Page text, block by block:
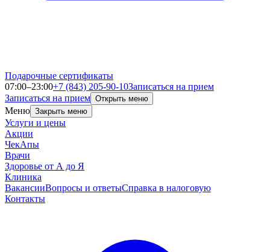
Подарочные сертификаты
07:00–23:00+7 (843) 205-90-10Записаться на прием
Записаться на прием Открыть меню
Меню Закрыть меню
Услуги и цены
Акции
ЧекАпы
Врачи
Здоровье от А до Я
Клиника
ВакансииВопросы и ответыСправка в налоговую
Контакты